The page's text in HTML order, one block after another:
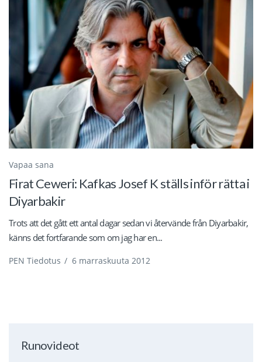
Vapaa sana
Firat Ceweri: Kafkas Josef K ställs inför rätta i
Diyarbakir
Trots att det gått ett antal dagar sedan vi återvände från Diyarbakir,
känns det fortfarande som om jag har en...
PEN Tiedotus / 6 marraskuuta 2012
Runovideot